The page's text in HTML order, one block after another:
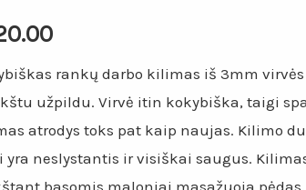
rankų darbo kilimas iš 3mm virvės
užpildu. Virvė itin kokybiška, taigi
atrodys toks pat kaip naujas. Kilimo
yra neslystantis ir visiškai saugus.